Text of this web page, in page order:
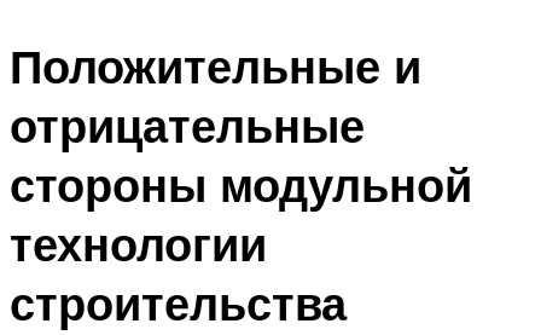
Положительные и
отрицательные
стороны модульной
технологии
строительства